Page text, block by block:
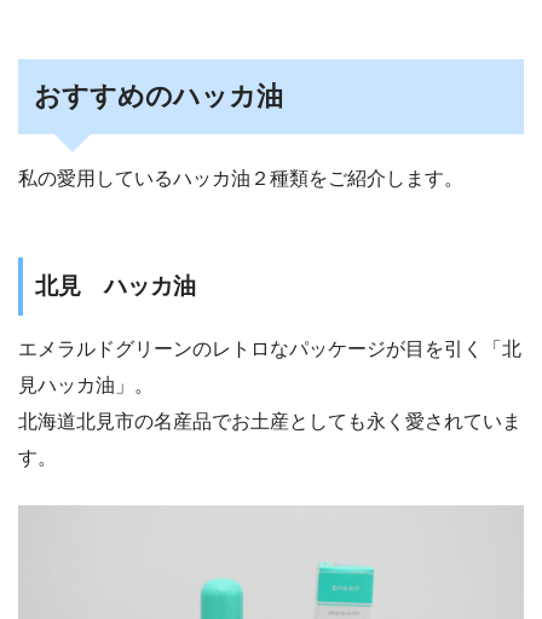
おすすめのハッカ油
私の愛用しているハッカ油２種類をご紹介します。
北見 ハッカ油
エメラルドグリーンのレトロなパッケージが目を引く「北
見ハッカ油」。
北海道北見市の名産品でお土産としても永く愛されていま
す。